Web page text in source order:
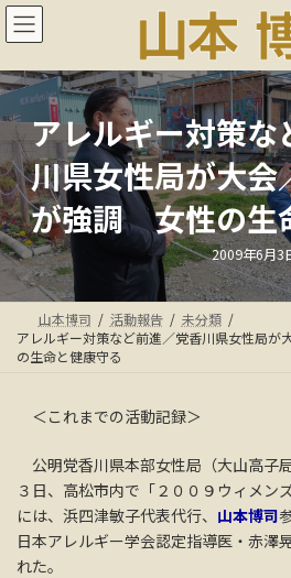
コ
ン
ン
ツ
へ
ス
キ
ッ
プ
ナ
ビ
ー
シ
ョ
ン
に
移
動
アレルギー対策な
川県女性局が大会
が強調 女性の生
最
終
更
新
日
時
:
2009年6月3
山本博司 活動報告
未分類
アレルギー対策など前進／党香川県女性局
の生命と健康守る
＜これまでの活動記録＞
公明党香川県本部女性局（大山高子
３日、高松市内で「２００９ウィメン
には、浜四津敏子代表代行、 山本博司
日本アレルギー学会認定指導医・赤澤
れた。